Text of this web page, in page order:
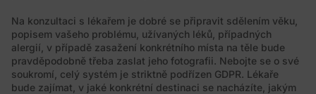
Na konzultaci s lékařem je dobré se připravit sdělením věku,
popisem vašeho problému, užívaných léků, případných
alergií, v případě zasažení konkrétního místa na těle bude
pravděpodobně třeba zaslat jeho fotografii. Nebojte se o své
soukromí, celý systém je striktně podřízen GDPR. Lékaře
bude zajímat, v jaké konkrétní destinaci se nacházíte, jakým